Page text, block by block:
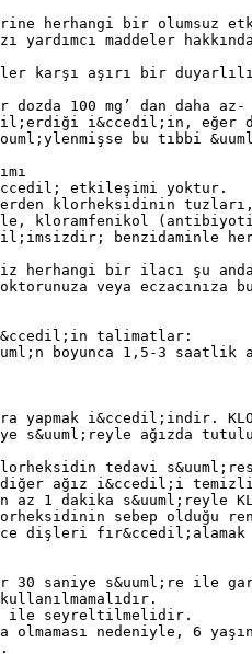
herhangi bir olumsuz
yardımcı maddeler
karşı aşırı bir
dozda 100 mg’ dan
i&ccedil;in, eğer
bu tıbbi
etkileşimi yoktur.
klorheksidinin
kloramfenikol
benzidaminle
herhangi bir ilacı şu anda
veya eczacınıza
i&ccedil;in talimatlar:
boyunca 1,5-3
yapmak i&ccedil;indir.
s&uuml;reyle ağızda
tedavi
diğer ağız i&ccedil;i
1 dakika s&uuml;reyle
sebep olduğu
dişleri fır&ccedil;alamak
30 saniye s&uuml;re ile
ile seyreltilmelidir.
nedeniyle, 6